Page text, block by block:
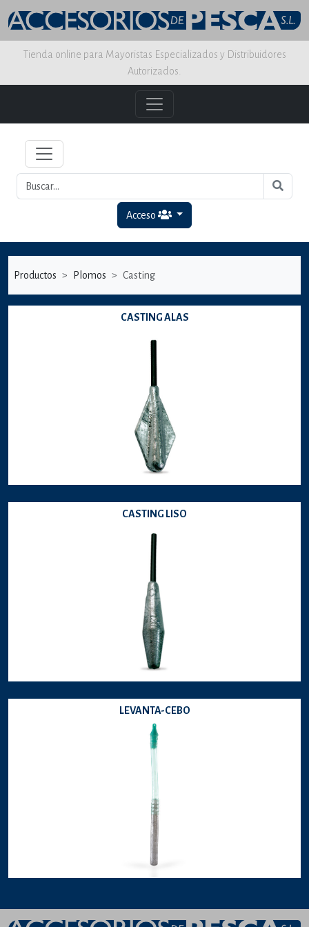
Tienda online para Mayoristas Especializados y Distribuidores
Autorizados.
Acceso
Productos Plomos Casting
CASTING ALAS
CASTING LISO
LEVANTA-CEBO